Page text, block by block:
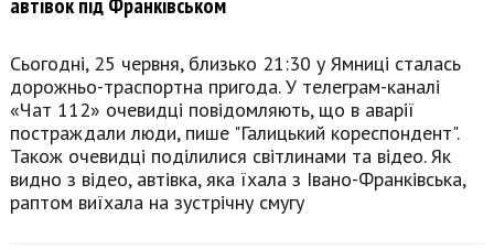
Сьогодні, 25 червня, близько 21:30 у Ямниці сталась
дорожньо-траспортна пригода. У телеграм-каналі
«Чат 112» очевидці повідомляють, що в аварії
постраждали люди, пише "Галицький кореспондент".
Також очевидці поділилися світлинами та відео. Як
видно з відео, автівка, яка їхала з Івано-Франківська,
раптом виїхала на зустрічну смугу